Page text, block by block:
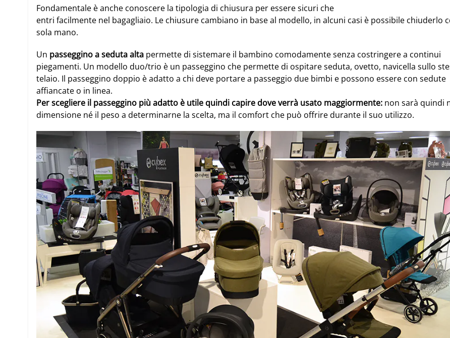
Fondamentale è anche conoscere la tipologia di chiusura per essere sicuri che
entri facilmente nel bagagliaio. Le chiusure cambiano in base al modello, in alcuni casi è possibile chiuderlo
sola mano.
Un passeggino a seduta alta permette di sistemare il bambino comodamente senza costringere a continui
piegamenti. Un modello duo/trio è un passeggino che permette di ospitare seduta, ovetto, navicella sullo
telaio. Il passeggino doppio è adatto a chi deve portare a passeggio due bimbi e possono essere con sedute
affiancate o in linea.
Per scegliere il passeggino più adatto è utile quindi capire dove verrà usato maggiormente: non sarà quindi
dimensione né il peso a determinarne la scelta, ma il comfort che può offrire durante il suo utilizzo.